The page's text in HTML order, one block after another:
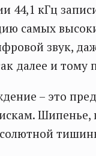
44,1 кГц
самых
звук,
далее и тому
– это
Шипенье,